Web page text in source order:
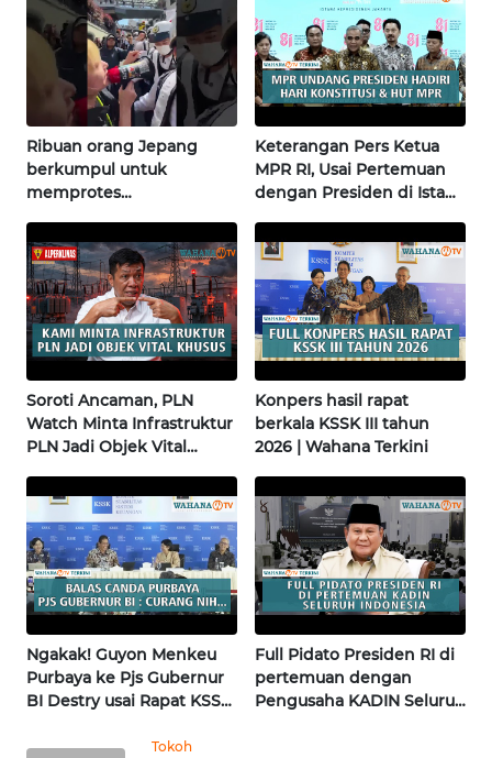
Ribuan orang Jepang
berkumpul untuk
memprotes
pertama di Fujisawa
Keterangan Pers Ketua
MPR RI, Usai Pertemuan
dengan Presiden di Istana
Soroti Ancaman, PLN
Watch Minta Infrastruktur
PLN Jadi Objek Vital
Research
Konpers hasil rapat
berkala KSSK III tahun
2026 | Wahana Terkini
Ngakak! Guyon Menkeu
Purbaya ke Pjs Gubernur
BI Destry usai Rapat KSSK
Full Pidato Presiden RI di
pertemuan dengan
Pengusaha KADIN Seluruh
Tokoh
NUSANTARA
WN
JOGJA
WN
JATIM
WN
BALI
WN
KALBAR
WN
KALTENG
KALTARA
WN
KALSEL
WN
KALTIM